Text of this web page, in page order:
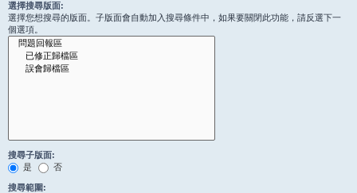
選擇搜尋版面:
選擇您想搜尋的版面。子版面會自動加入搜尋條件中，如果要關閉此功能，請反選下一
個選項。
搜尋子版面:
是
否
搜尋範圍: